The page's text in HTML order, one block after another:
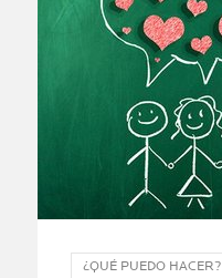
¿QUÉ PUEDO HACER?